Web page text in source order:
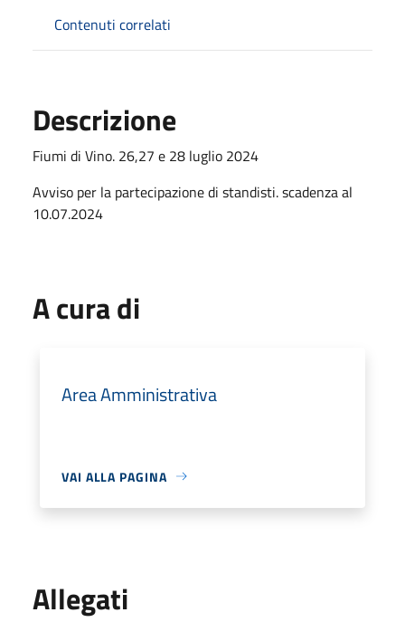
Contenuti correlati
Descrizione
Fiumi di Vino. 26,27 e 28 luglio 2024
Avviso per la partecipazione di standisti. scadenza al
10.07.2024
A cura di
Area Amministrativa
VAI ALLA PAGINA
Allegati